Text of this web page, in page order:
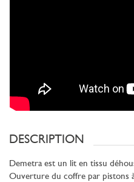
DESCRIPTION
Demetra est un lit en tissu
Ouverture du coffre par pistons